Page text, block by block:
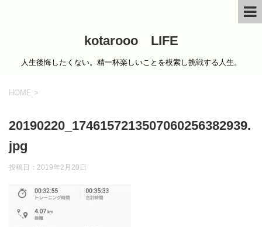
kotarooo LIFE
人生後悔したくない。精一杯楽しいことを模索し挑戦する人生。
HOME >
20190220_1746157213507060256382939.
jpg
投稿日： 2019年2月20日